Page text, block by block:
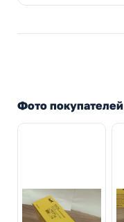
Фото покупателей